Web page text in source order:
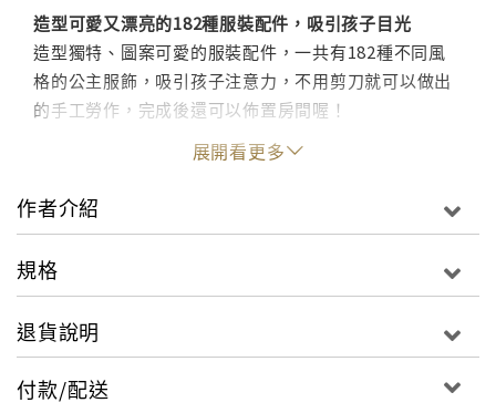
造型可愛又漂亮的182種服裝配件，吸引孩子目光
造型獨特、圖案可愛的服裝配件，一共有182種不同風
格的公主服飾，吸引孩子注意力，不用剪刀就可以做出
的手工勞作，完成後還可以佈置房間喔！
簡單又好學的步驟，讓孩子自己動手做訓練手眼腦協調
標示清楚的摺線與刀模線，簡單易懂的分解步驟圖示，
讓孩子依照圖示摺一摺、黏一黏，訓練孩子的手、眼、
色彩明亮鮮豔，刺激孩子的視覺感官與色彩敏銳度，並
展開看更多
作者介紹
規格
退貨說明
付款/配送